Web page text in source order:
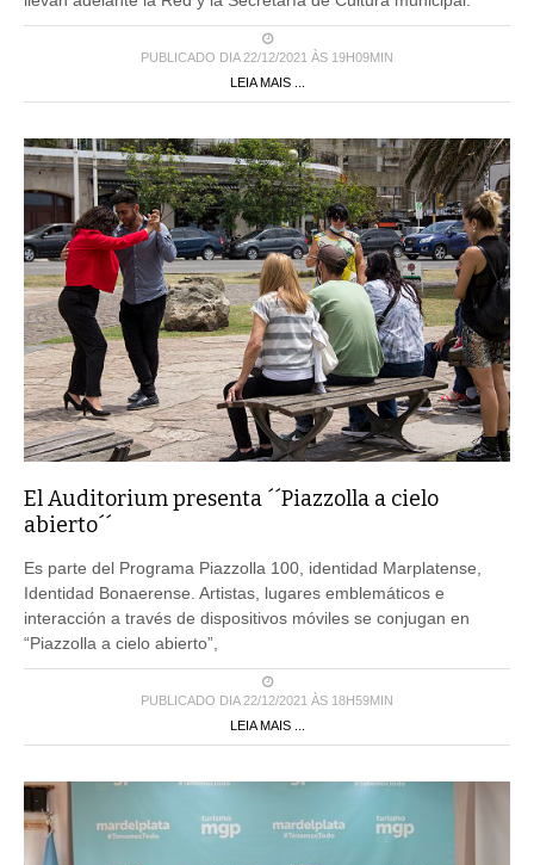
PUBLICADO DIA 22/12/2021 ÀS 19H09MIN
LEIA MAIS ...
abierto´´
Identidad Bonaerense. Artistas, lugares emblemáticos e
interacción a través de dispositivos móviles se conjugan en
“Piazzolla a cielo abierto”,
PUBLICADO DIA 22/12/2021 ÀS 18H59MIN
LEIA MAIS ...